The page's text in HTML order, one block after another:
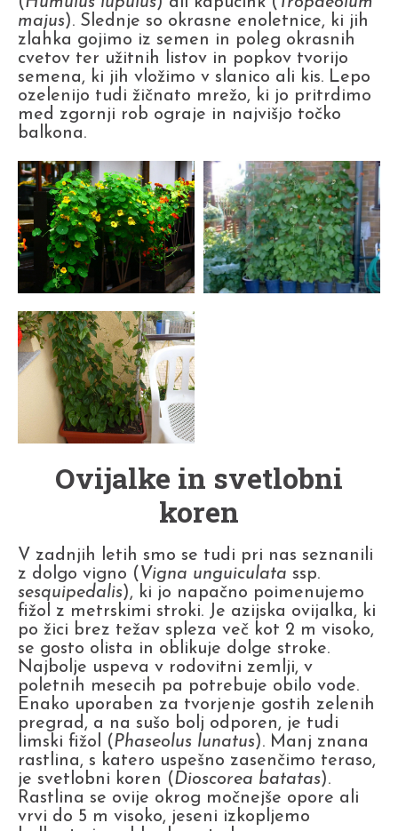
majus). Slednje so okrasne enoletnice, ki jih
zlahka gojimo iz semen in poleg okrasnih
cvetov ter užitnih listov in popkov tvorijo
semena, ki jih vložimo v slanico ali kis. Lepo
ozelenijo tudi žičnato mrežo, ki jo pritrdimo
med zgornji rob ograje in najvišjo točko
balkona.
Ovijalke in svetlobni
koren
V zadnjih letih smo se tudi pri nas seznanili
z dolgo vigno ( Vigna unguiculata ssp.
sesquipedalis), ki jo napačno poimenujemo
fižol z metrskimi stroki. Je azijska ovijalka, ki
po žici brez težav spleza več kot 2 m visoko,
se gosto olista in oblikuje dolge stroke.
Najbolje uspeva v rodovitni zemlji, v
poletnih mesecih pa potrebuje obilo vode.
Enako uporaben za tvorjenje gostih zelenih
pregrad, a na sušo bolj odporen, je tudi
limski fižol (Phaseolus lunatus). Manj znana
rastlina, s katero uspešno zasenčimo teraso,
je svetlobni koren (Dioscorea batatas).
Rastlina se ovije okrog močnejše opore ali
vrvi do 5 m visoko, jeseni izkopljemo